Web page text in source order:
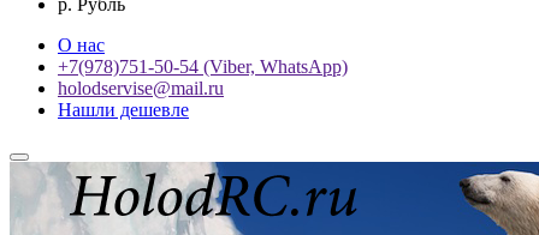
р. Рубль
О нас
+7(978)751-50-54 (Viber, WhatsApp)
holodservise@mail.ru
Нашли дешевле